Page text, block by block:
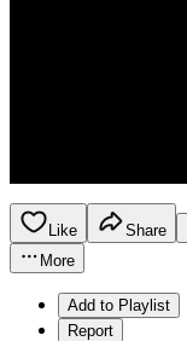
Like Share
More
Add to Playlist
Report